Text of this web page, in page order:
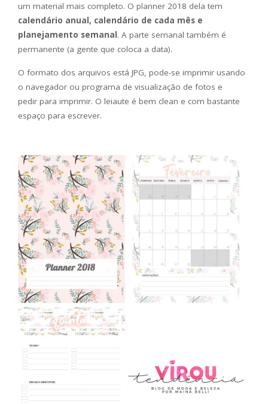
um material mais completo. O planner 2018 dela tem
calendário anual, calendário de cada mês e
planejamento semanal. A parte semanal também é
permanente (a gente que coloca a data).
O formato dos arquivos está JPG, pode-se imprimir usando
o navegador ou programa de visualização de fotos e
pedir para imprimir. O leiaute é bem clean e com bastante
espaço para escrever.